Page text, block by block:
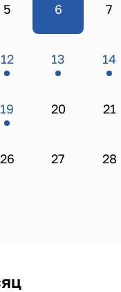
5 6 7
12 13 14
19 20 21
26 27 28